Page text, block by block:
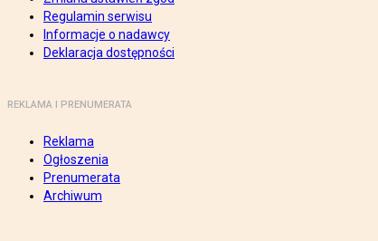
Regulamin serwisu
Informacje o nadawcy
Deklaracja dostępności
REKLAMA I PRENUMERATA
Reklama
Ogłoszenia
Prenumerata
Archiwum